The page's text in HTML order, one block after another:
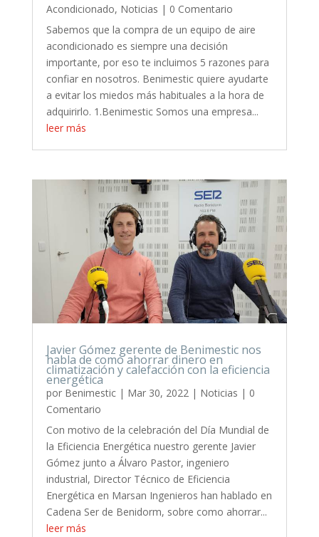
Acondicionado, Noticias | 0 Comentario
Sabemos que la compra de un equipo de aire
acondicionado es siempre una decisión
importante, por eso te incluimos 5 razones para
confiar en nosotros. Benimestic quiere ayudarte
a evitar los miedos más habituales a la hora de
adquirirlo. 1.Benimestic Somos una empresa...
leer más
Javier Gómez gerente de Benimestic nos
habla de como ahorrar dinero en
climatización y calefacción con la eficiencia
energética
por Benimestic| Mar 30, 2022 | Noticias | 0
Comentario
Con motivo de la celebración del Día Mundial de
la Eficiencia Energética nuestro gerente Javier
Gómez junto a Álvaro Pastor, ingeniero
industrial, Director Técnico de Eficiencia
Energética en Marsan Ingenieros han hablado en
Cadena Ser de Benidorm, sobre como ahorrar...
leer más